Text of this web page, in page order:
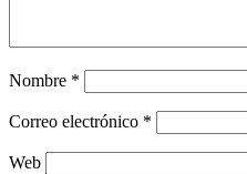
Nombre *
Correo electrónico *
Web